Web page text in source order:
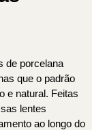
de porcelana
que o padrão
e natural. Feitas
lentes
ao longo do